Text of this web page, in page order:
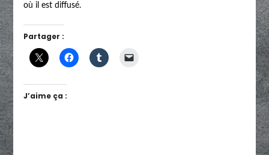
où il est diffusé.
Partager :
J’aime ça :